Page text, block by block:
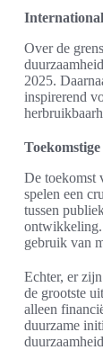
Over de
2025.
inspirerend
De toekomst
spelen een
tussen
ontwikkeling.
gebruik van
Echter, er
de grootste
alleen
duurzame